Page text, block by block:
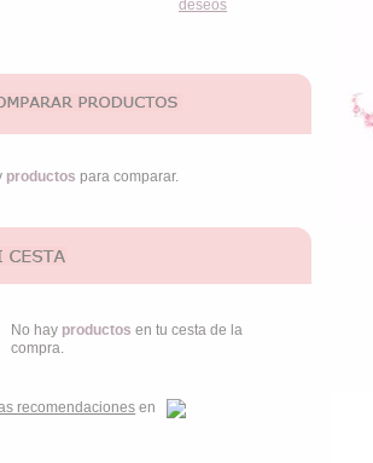
deseos
productos para comparar.
No hay productos en tu cesta de la
compra.
recomendaciones en